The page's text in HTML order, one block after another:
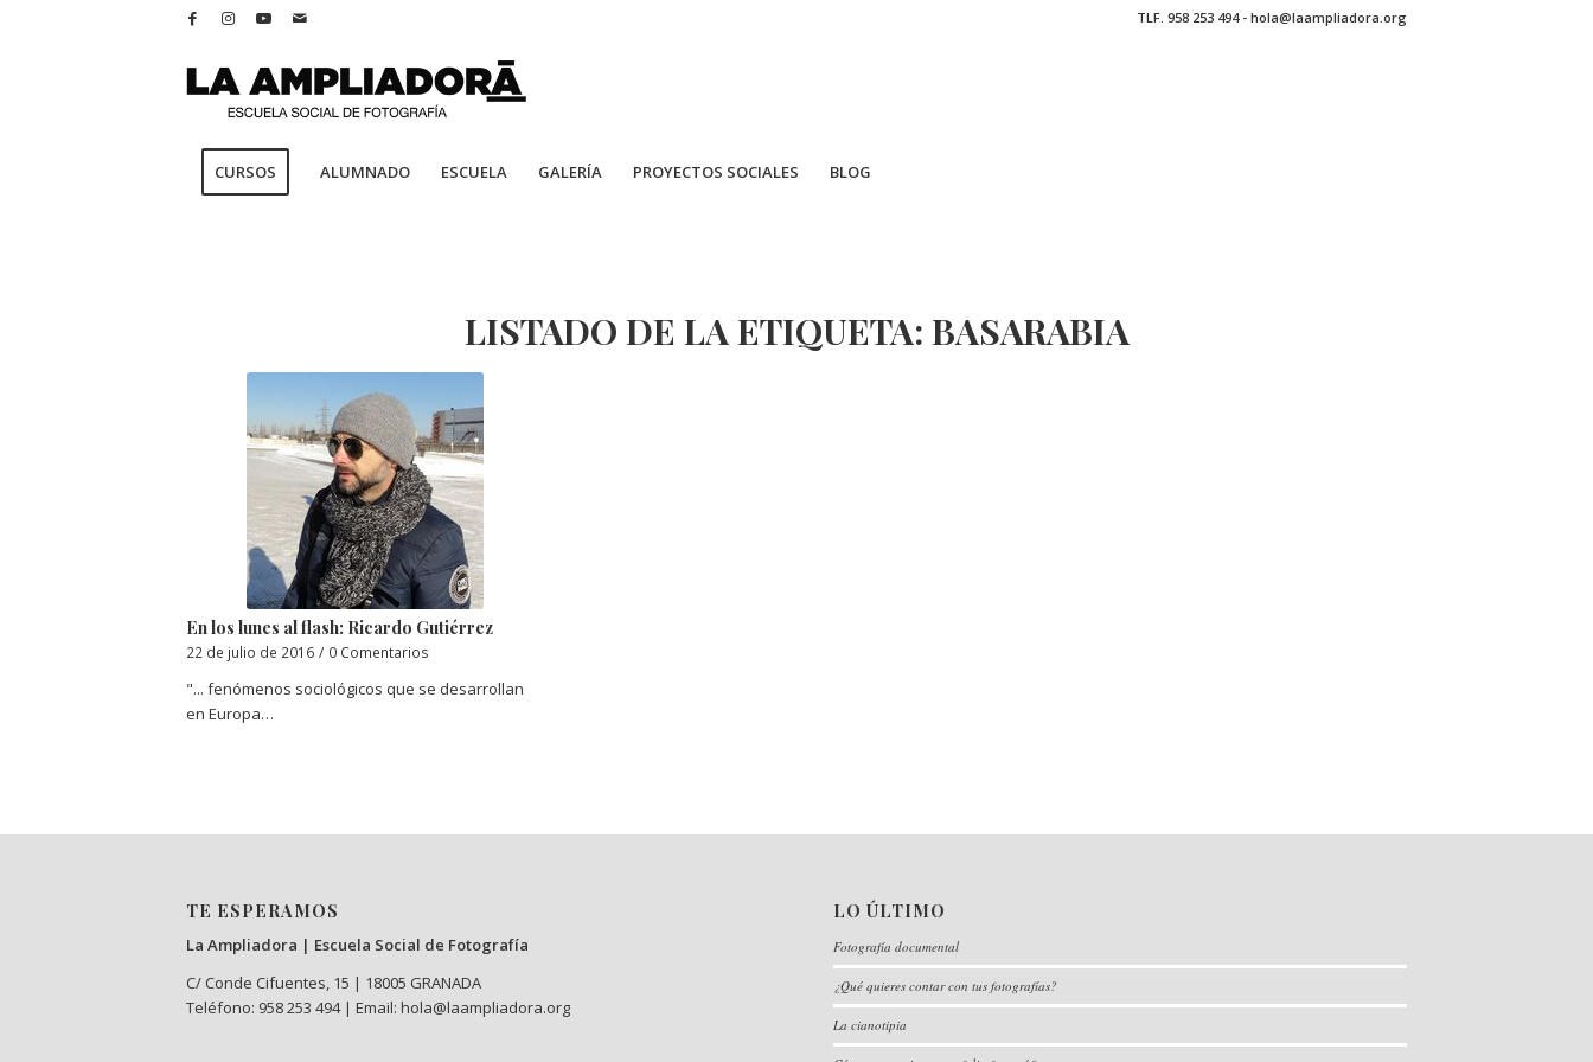
TLF. 958 253 494 - hola@laampliadora.org
CURSOS ALUMNADO ESCUELA GALERÍA PROYECTOS SOCIALES BLOG
LISTADO DE LA ETIQUETA: BASARABIA
En los lunes al flash: Ricardo Gutiérrez
22 de julio de 2016 / 0 Comentarios
"... fenómenos sociológicos que se desarrollan
en Europa…
TE ESPERAMOS
La Ampliadora | Escuela Social de Fotografía
C/ Conde Cifuentes, 15 | 18005 GRANADA
Teléfono: 958 253 494 | Email: hola@laampliadora.org
LO ÚLTIMO
Fotografía documental
¿Qué quieres contar con tus fotografías?
La cianotipia